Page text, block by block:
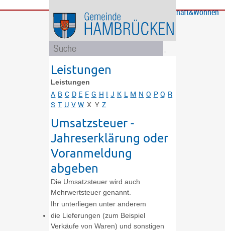
Bürgerservice
GemeindeBildung
und
Soziales
Rathaus
und
Politik
Wirtschaft&Wohnen
Leistungen
Leistungen
A B C D E F G H I J K L M N O P Q R
S T U V W X Y Z
Umsatzsteuer -
Jahreserklärung oder
Voranmeldung
abgeben
Die Umsatzsteuer wird auch
Mehrwertsteuer genannt.
Ihr unterliegen unter anderem
die Lieferungen (zum Beispiel
Verkäufe von Waren) und sonstigen